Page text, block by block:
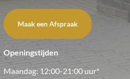
Maak een Afspraak
Openingstijden
Maandag: 12:00-21:00 uur*